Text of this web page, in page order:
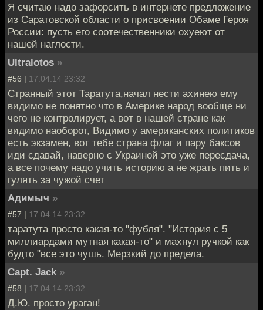
Я считаю надо зафорсить в интернете предложение
из Саратовской области о присвоении Обаме Героя
России: пусть его соотечественники охуеют от
нашей наглости.
Ultralotos »
#56 | 17.04.14 23:32
Странный этот Таратута,начал нести ахинею ему
видимо не понятно что в Америке народ вообще ни
чего не контролирует, а вот в нашей стране как
видимо наоборот, Видимо у американских политиков
есть экзамен, вот тебе страна флаг и пару баксов
иди сдавай, наверно с Украиной это уже пересдача,
а все почему надо учить историю а не жрать пить и
гулять за чужой счет
Адимыч »
#57 | 17.04.14 23:32
таратута просто какая-то "фубля". "История с 5
миллиардами мутная какая-то" и махнул ручкой как
будто "все это чушь. Мерзкий до предела.
Capt. Jack »
#58 | 17.04.14 23:32
Д.Ю. просто ураган!